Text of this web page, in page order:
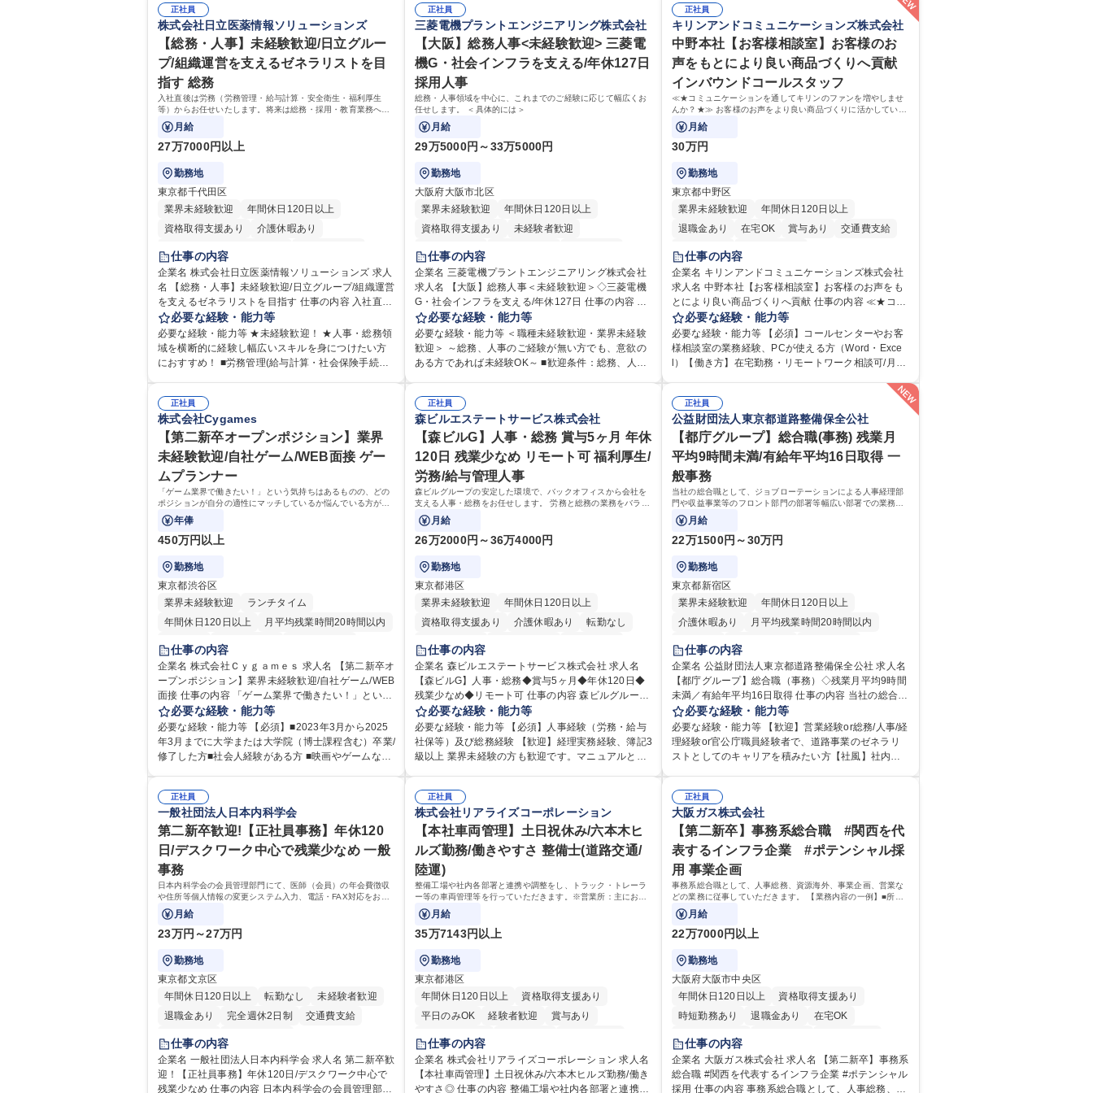
正社員
株式会社日立医薬情報ソリューションズ
【総務・人事】未経験歓迎/日立グルー
プ/組織運営を支えるゼネラリストを目
指す 総務
入社直後は労務（労務管理・給与計算・安全衛生・福利厚生
等）からお任せいたします。将来は総務・採用・教育業務へ守
備範囲を広げ、組織運営を支えるゼネラリストをめざせます。
月給
27万7000円以上
勤務地
東京都千代田区
業界未経験歓迎
年間休日120日以上
資格取得支援あり
介護休暇あり
月平均残業時間20時間以内
住宅手当あり
時短勤務あり
退職金あり
在宅OK
賞与あり 育休あり
完全週休2日制
交通費支給
土日祝休み 寮・社宅あり
仕事の内容
企業名 株式会社日立医薬情報ソリューションズ 求人
名 【総務・人事】未経験歓迎/日立グループ/組織運営
を支えるゼネラリストを目指す 仕事の内容 入社直後
は労務（労務管理・給与計算・安全衛生・福利厚生
等）からお任せいたします。将来は総務・採用・教
育業務へ守備範囲を広げ、組織運営を支えるゼネラ
リストをめざせます。 ・初期業務：労働時間管理、
て、休職者管理など、幅広く経験を積んでいただき
ます。 ・将来的な広がり：総務・採用・教育・税務
対応・経営企画等。 ★メンバーがマンツーマンで丁
寧に教えるため、ご経験が浅くても安心！幅広く経
験を積みたい意欲がある方に最適な環境です。 募集
職種 【総務・人事】未経験歓迎/日立グループ/組織運
営を支えるゼネラリストを目指す
必要な経験・能力等
必要な経験・能力等 ★未経験歓迎！ ★人事・総務領
域を横断的に経験し幅広いスキルを身につけたい方
におすすめ！ ■労務管理(給与計算・社会保険手続
ームで仕事を推進できる方■将来はマネジメント職と
して活躍したい 【尚可】■人事、労務、採用、教育業
務のご経験 ■労務管理（給与計算・社会保険手続き・
勤怠管理など）の経験 ■衛生管理者の資格をお持ちの
方 学歴・資格 学歴：大学院 大学 高専 短大 専修学校
高校 語学力： 資格：
正社員
三菱電機プラントエンジニアリング株式会社
【大阪】総務人事<未経験歓迎> 三菱電
機G・社会インフラを支える/年休127日
採用人事
総務・人事領域を中心に、これまでのご経験に応じて幅広くお
任せします。 ＜具体的には＞
月給
29万5000円～33万5000円
勤務地
大阪府大阪市北区
業界未経験歓迎
年間休日120日以上
資格取得支援あり
未経験者歓迎
住宅手当あり
退職金あり
在宅OK
賞与あり
完全週休2日制
交通費支給
駅近5分以内
土日祝休み
服装自由
寮・社宅あり
食事補助あり
仕事の内容
企業名 三菱電機プラントエンジニアリング株式会社
求人名 【大阪】総務人事＜未経験歓迎＞◇三菱電機
G・社会インフラを支える/年休127日 仕事の内容 総
務・人事領域を中心に、これまでのご経験に応じて
幅広くお任せします。 ＜具体的には＞ ・総務/人事労
務（給与・社保・勤怠管理など） ・採用・教育研修
・福利厚生運用 など ※基本的には事務所勤務です
当業務を持ちつつ、お互いに助け合いながら、総務
部という組織として協力しながら進める体制です。
募集職種 【大阪】総務人事＜未経験歓迎＞◇三菱電
機G・社会インフラを支える/年休127日
必要な経験・能力等
必要な経験・能力等 ＜職種未経験歓迎・業界未経験
歓迎＞ ～総務、人事のご経験が無い方でも、意欲の
ある方であれば未経験OK～ ■歓迎条件：総務、人事
い、業務を円滑に遂行できる協調性やコミュニケー
ション能力を持っている方 ・人事総務領域に興味が
ありゼネラリスト志向をお持ちの方 学歴・資格 学
歴：大学院 大学 語学力： 資格：
正社員
キリンアンドコミュニケーションズ株式会社
中野本社【お客様相談室】お客様のお
声をもとにより良い商品づくりへ貢献
インバウンドコールスタッフ
≪★コミュニケーションを通してキリンのファンを増やしませ
んか？★≫ お客様のお声をより良い商品づくりに活かしていく
上で、窓口となるお客様相談室でのお仕事です。
月給
30万円
勤務地
東京都中野区
業界未経験歓迎
年間休日120日以上
退職金あり
在宅OK 賞与あり
交通費支給
土日祝休み
仕事の内容
企業名 キリンアンドコミュニケーションズ株式会社
求人名 中野本社【お客様相談室】お客様のお声をも
とにより良い商品づくりへ貢献 仕事の内容 ≪★コミ
ュニケーションを通してキリンのファンを増やしま
せんか？★≫ お客様のお声をより良い商品づくりに
活かしていく上で、窓口となるお客様相談室でのお
仕事です。 日々お客様からいただくキリングループ
からの声に迅速かつ誠意をもって対応、情報提供す
るとともにグループ内活動に反映しています。 【具
体的には】電話応対、メール、お手紙対応、ご指摘
品調査報告書作成、有人チャットボット対応など。
【1日の対応件数】■電話：月間一人当たり平均100
件前後■メール・手紙：同上40件前後 募集職種 中野
本社【お客様相談室】お客様のお声をもとにより良
い商品づくりへ貢献
必要な経験・能力等
必要な経験・能力等 【必須】コールセンターやお客
様相談室の業務経験、PCが使える方（Word・Exce
l）【働き方】在宅勤務・リモートワーク相談可/月平
月は電話対応のOJTを中心に実施し、電話対応に慣れ
た段階でメール・手紙のOJTを実施する予定です。独
り立ち以降もしっかりフォローする体制を整えてい
ますのでご安心ください。 【当社について】キリン
グループの広報機能を担う会社として、お客様との
出会いを大切にし、磨き上げたホスピタリティを込
めてコミュニケーションをとりながら広報関連業務
を行っております。 学歴・資格 学歴：大学院 大学
高専 短大 専修学校 高校 語学力： 資格：
正社員
株式会社Cygames
【第二新卒オープンポジション】業界
未経験歓迎/自社ゲーム/WEB面接 ゲー
ムプランナー
「ゲーム業界で働きたい！」という気持ちはあるものの、どの
ポジションが自分の適性にマッチしているか悩んでいる方が対
象となります！
年俸
450万円以上
勤務地
東京都渋谷区
業界未経験歓迎
ランチタイム
年間休日120日以上
月平均残業時間20時間以内
転勤なし
未経験者歓迎
経験者歓迎
完全週休2日制
インセンティブあり
交通費支給
土日祝休み
服装自由
昼食補助あり
第二新卒歓迎
食事補助あり
仕事の内容
企業名 株式会社Ｃｙｇａｍｅｓ 求人名 【第二新卒オ
ープンポジション】業界未経験歓迎/自社ゲーム/WEB
面接 仕事の内容 「ゲーム業界で働きたい！」という
気持ちはあるものの、どのポジションが自分の適性
にマッチしているか悩んでいる方が対象となりま
す！ 総合職（プランナー/データアナリストなど）、
技術職（開発エンジニ ア/インフラエンジニアな
ションをご案内いたします。ゲームやエンタメコン
テンツが大好きで、「ゲーム業界の未来を自らの手
で作りたい」「最高のコンテンツを作るためには、
何でもやる」という情熱に溢れた方のご応募をお待
ちしております。 募集職種 【第二新卒オープンポジ
ション】業界未経験歓迎/自社ゲーム/WEB面接
必要な経験・能力等
必要な経験・能力等 【必須】■2023年3月から2025
年3月までに大学または大学院（博士課程含む）卒業/
修了した方■社会人経験がある方 ■映画やゲームなど
ージャー ・ソーシャルゲーム → ゲームプランナー
・通信 → ゲームエンジニア ・独立行政法人 → デー
タサイエンティスト 学歴・資格 学歴：大学院 大学
語学力： 資格：
正社員
森ビルエステートサービス株式会社
【森ビルG】人事・総務 賞与5ヶ月 年休
120日 残業少なめ リモート可 福利厚生/
労務/給与管理人事
森ビルグループの安定した環境で、バックオフィスから会社を
支える人事・総務をお任せします。 労務と総務の業務をバラン
スよく担当し、ゆくゆくは制度改定などのコア業務にも挑戦で
きる、やりがいある環境です。
月給
26万2000円～36万4000円
勤務地
東京都港区
業界未経験歓迎
年間休日120日以上
資格取得支援あり
介護休暇あり
転勤なし
未経験者歓迎
退職金あり
在宅OK 賞与あり
育休あり
完全週休2日制
交通費支給
長期歓迎
駅近5分以内
土日祝休み
仕事の内容
企業名 森ビルエステートサービス株式会社 求人名
【森ビルG】人事・総務◆賞与5ヶ月◆年休120日◆
残業少なめ◆リモート可 仕事の内容 森ビルグループ
の安定した環境で、バックオフィスから会社を支え
る人事・総務をお任せします。 労務と総務の業務を
バランスよく担当し、ゆくゆくは制度改定などのコ
ア業務にも挑戦できる、やりがいある環境です。 ■勤
制度改定などのコア業務 ■社内イベントの企画運営や
その他総務業務全般 ※労務と総務を1：1の割合でお
任せ。 入社後は部内のOJTを中心に、あなたの経験
に合わせて不足している部分はいつでも質問・相談
できる環境が整っているため、安心して成長できま
す。 募集職種 【森ビルG】人事・総務◆賞与5ヶ月
◆年休120日◆残業少なめ◆リモート可
必要な経験・能力等
必要な経験・能力等 【必須】人事経験（労務・給与
社保等）及び総務経験 【歓迎】経理実務経験、簿記3
級以上 業界未経験の方も歓迎です。マニュアルと部
労務から総務まで幅広く携われます。定型業務に留
まらず、社内規定や人事制度の改定など会社のコア
業務に挑戦できるため、自身の成長と組織への貢献
度をダイレクトに実感できます。 残業少なめ、週1日
リモート可など、ワークライフバランスを保ち長期
活躍できる環境です。 「これまでの幅広い経験を活
かし、長期的なキャリアを築きたい」という前向き
な意欲と挑戦を全力で応援します。 学歴・資格 学
歴：大学院 大学 高専 短大 専修学校 高校 語学力： 資
格：日商簿記検定1級 日商簿記検定2級 日商簿記検定
正社員
公益財団法人東京都道路整備保全公社
【都庁グループ】総合職(事務) 残業月
平均9時間未満/有給年平均16日取得 一
般事務
当社の総合職として、ジョブローテーションによる人事経理部
門や収益事業等のフロント部門の部署等幅広い部署での業務を
お任せいたします。研修制度やキャリア支援が充実しておりま
す！ ※下記業務詳細
月給
22万1500円～30万円
勤務地
東京都新宿区
業界未経験歓迎
年間休日120日以上
介護休暇あり
月平均残業時間20時間以内
転勤なし
住宅手当あり
研修あり
退職金あり
賞与あり
完全週休2日制
交通費支給
駅近5分以内
資格取得手当あり
食事補助あり
仕事の内容
企業名 公益財団法人東京都道路整備保全公社 求人名
【都庁グループ】総合職（事務）◇残業月平均9時間
未満／有給年平均16日取得 仕事の内容 当社の総合職
として、ジョブローテーションによる人事経理部門
や収益事業等のフロント部門の部署等幅広い部署で
の業務をお任せいたします。研修制度やキャリア支
援が充実しております！ ※下記業務詳細 【業務詳
運営、新宿駅西口広場の「イベントコーナー」など
の管理運営 ■道路部門：整備の急がれる骨格幹線道路
や木造住宅密集地域の特定整備路線の用地取得、道
路に関する普及啓発事業、都内の道路施設や道路工
事現場の見学ツアー事業 ※入社後は上記いずれかの
部門へ配属。※業務内容変更の範囲：会社の定める
業務 募集職種 【都庁グループ】総合職（事務）◇残
業月平均9時間未満／有給年平均16日取得
必要な経験・能力等
必要な経験・能力等 【歓迎】営業経験or総務/人事/経
理経験or官公庁職員経験者で、道路事業のゼネラリ
ストとしてのキャリアを積みたい方【社風】社内関
携われる：総合職（事務）では、駐車場の管理運営
や道路用地の取得、公益財団法人の中枢を担う管理
部門など多岐に渡る業務を経験できます。 ■様々なプ
ロジェクト：駐車場事業の他、新宿駅西口広場内に
設置された照明を兼ねた広告「ブライトサイン」の
管理運営を行うなど、事業収益を生み出す活動を積
極的に行っています。 学歴・資格 学歴：大学院 大学
高専 短大 専修学校 高校 語学力： 資格：
正社員
一般社団法人日本内科学会
第二新卒歓迎!【正社員事務】年休120
日/デスクワーク中心で残業少なめ 一般
事務
日本内科学会の会員管理部門にて、医師（会員）の年会費徴収
や住所等個人情報の変更システム入力、電話・FAX対応をお任
せします。将来的には、各種委員会の運営事務局業務などにも
幅広く携わっていただきます。
月給
23万円～27万円
勤務地
東京都文京区
年間休日120日以上
転勤なし
未経験者歓迎
退職金あり
完全週休2日制
交通費支給
土日祝休み
仕事の内容
企業名 一般社団法人日本内科学会 求人名 第二新卒歓
迎！【正社員事務】年休120日/デスクワーク中心で
残業少なめ 仕事の内容 日本内科学会の会員管理部門
正社員
株式会社リアライズコーポレーション
【本社車両管理】土日祝休み/六本木ヒ
ルズ勤務/働きやすさ 整備士(道路交通/
陸運)
整備工場や社内各部署と連携や調整をし、トラック・トレーラ
ー等の車両管理等を行っていただきます。※営業所：主にお客
様から返却された車両を速やかにメンテナンスし、次のお客様
にお貸し出しするための拠点
月給
35万7143円以上
勤務地
東京都港区
年間休日120日以上
資格取得支援あり
平日のみOK
経験者歓迎
賞与あり
完全週休2日制
土日祝休み
仕事の内容
企業名 株式会社リアライズコーポレーション 求人名
【本社車両管理】土日祝休み/六本木ヒルズ勤務/働き
やすさ◎ 仕事の内容 整備工場や社内各部署と連携や
正社員
大阪ガス株式会社
【第二新卒】事務系総合職 #関西を代
表するインフラ企業 #ポテンシャル採
用 事業企画
事務系総合職として、人事総務、資源海外、事業企画、営業な
どの業務に従事していただきます。 【業務内容の一例】■所属
事業部の勤労業務 ■海外に関係する各種業務 ■営業部門の企画
スタッフ、ルート営業
月給
22万7000円以上
勤務地
大阪府大阪市中央区
年間休日120日以上
資格取得支援あり
時短勤務あり
退職金あり
在宅OK
完全週休2日制
土日祝休み
服装自由
第二新卒歓迎
寮・社宅あり
食事補助あり
仕事の内容
企業名 大阪ガス株式会社 求人名 【第二新卒】事務系
総合職 #関西を代表するインフラ企業 #ポテンシャル
採用 仕事の内容 事務系総合職として、人事総務、資